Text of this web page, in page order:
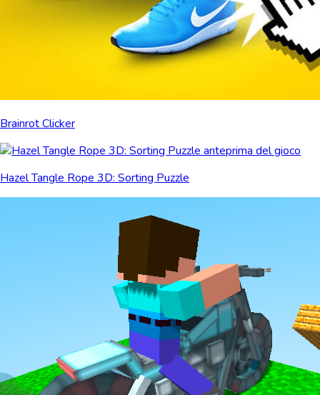
Brainrot Clicker
Hazel Tangle Rope 3D: Sorting Puzzle